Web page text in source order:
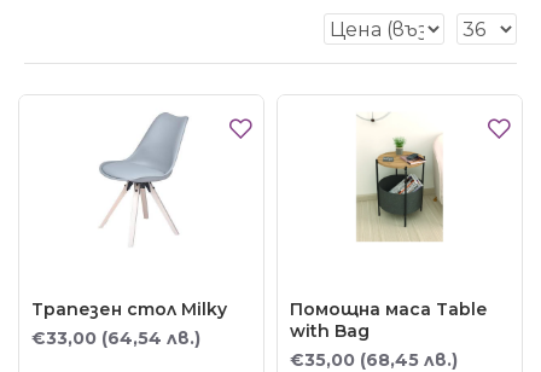
Трапезен стол Milky
€33,00 (64,54 лв.)
Помощна маса Table
with Bag
€35,00 (68,45 лв.)